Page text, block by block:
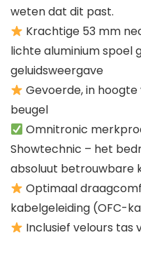
weten dat dit past.
Krachtige 53 mm
lichte aluminium spoel
geluidsweergave
Gevoerde, in
beugel
Omnitronic
Showtechnic – het
absoluut betrouwbare
Optimaal
kabelgeleiding (OFC-
Inclusief velours tas